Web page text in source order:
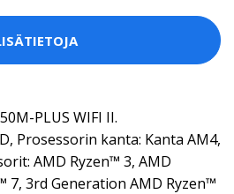
PLUS WIFI II.
Prosessorin kanta: Kanta AM4,
AMD Ryzen™ 3, AMD
7, 3rd Generation AMD Ryzen™